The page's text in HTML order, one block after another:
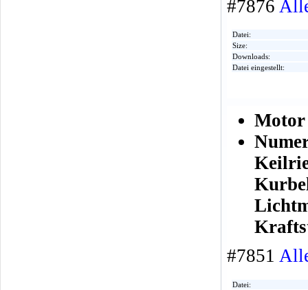
#7876
Datei:
Size:
Downloads:
Datei eingestellt:
Motor
#7851
Datei: